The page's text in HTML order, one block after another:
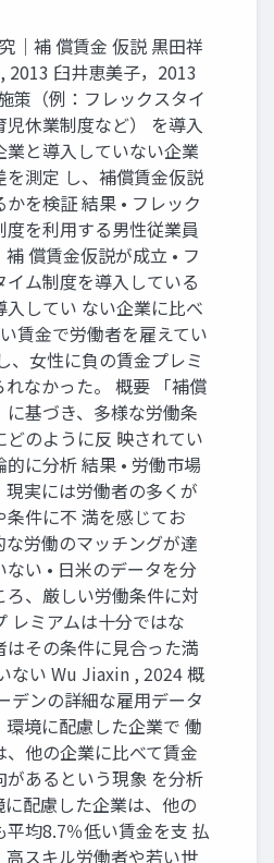
｜補 償賃金 仮説 黒田祥
2013 臼井恵美子，2013
策（例：フレックスタイ
児休業制度など） を導入
業と導入していない企業
を測定 し、補償賃金仮説
を検証 結果 • フレック
度を利用する男性従業員
補 償賃金仮説が成立 • フ
イム制度を導入している
入してい ない企業に比べ
賃金で労働者を雇えてい
、女性に負の賃金プレミ
れなかった。 概要 「補償
に基づき、多様な労働条
どのように反 映されてい
的に分析 結果 • 労働市場
現実には労働者の多くが
条件に不 満を感じてお
な労働のマッチングが達
ない • 日米のデータを分
ろ、厳しい労働条件に対
レミアムは十分ではな
はその条件に見合った満
ない Wu Jiaxin , 2024 概
デンの詳細な雇用データ
環境に配慮した企業で 働
、他の企業に比べて賃金
があるという現象 を分析
に配慮した企業は、他の
平均8.7％低い賃金を支 払
高スキル労働者や若い世